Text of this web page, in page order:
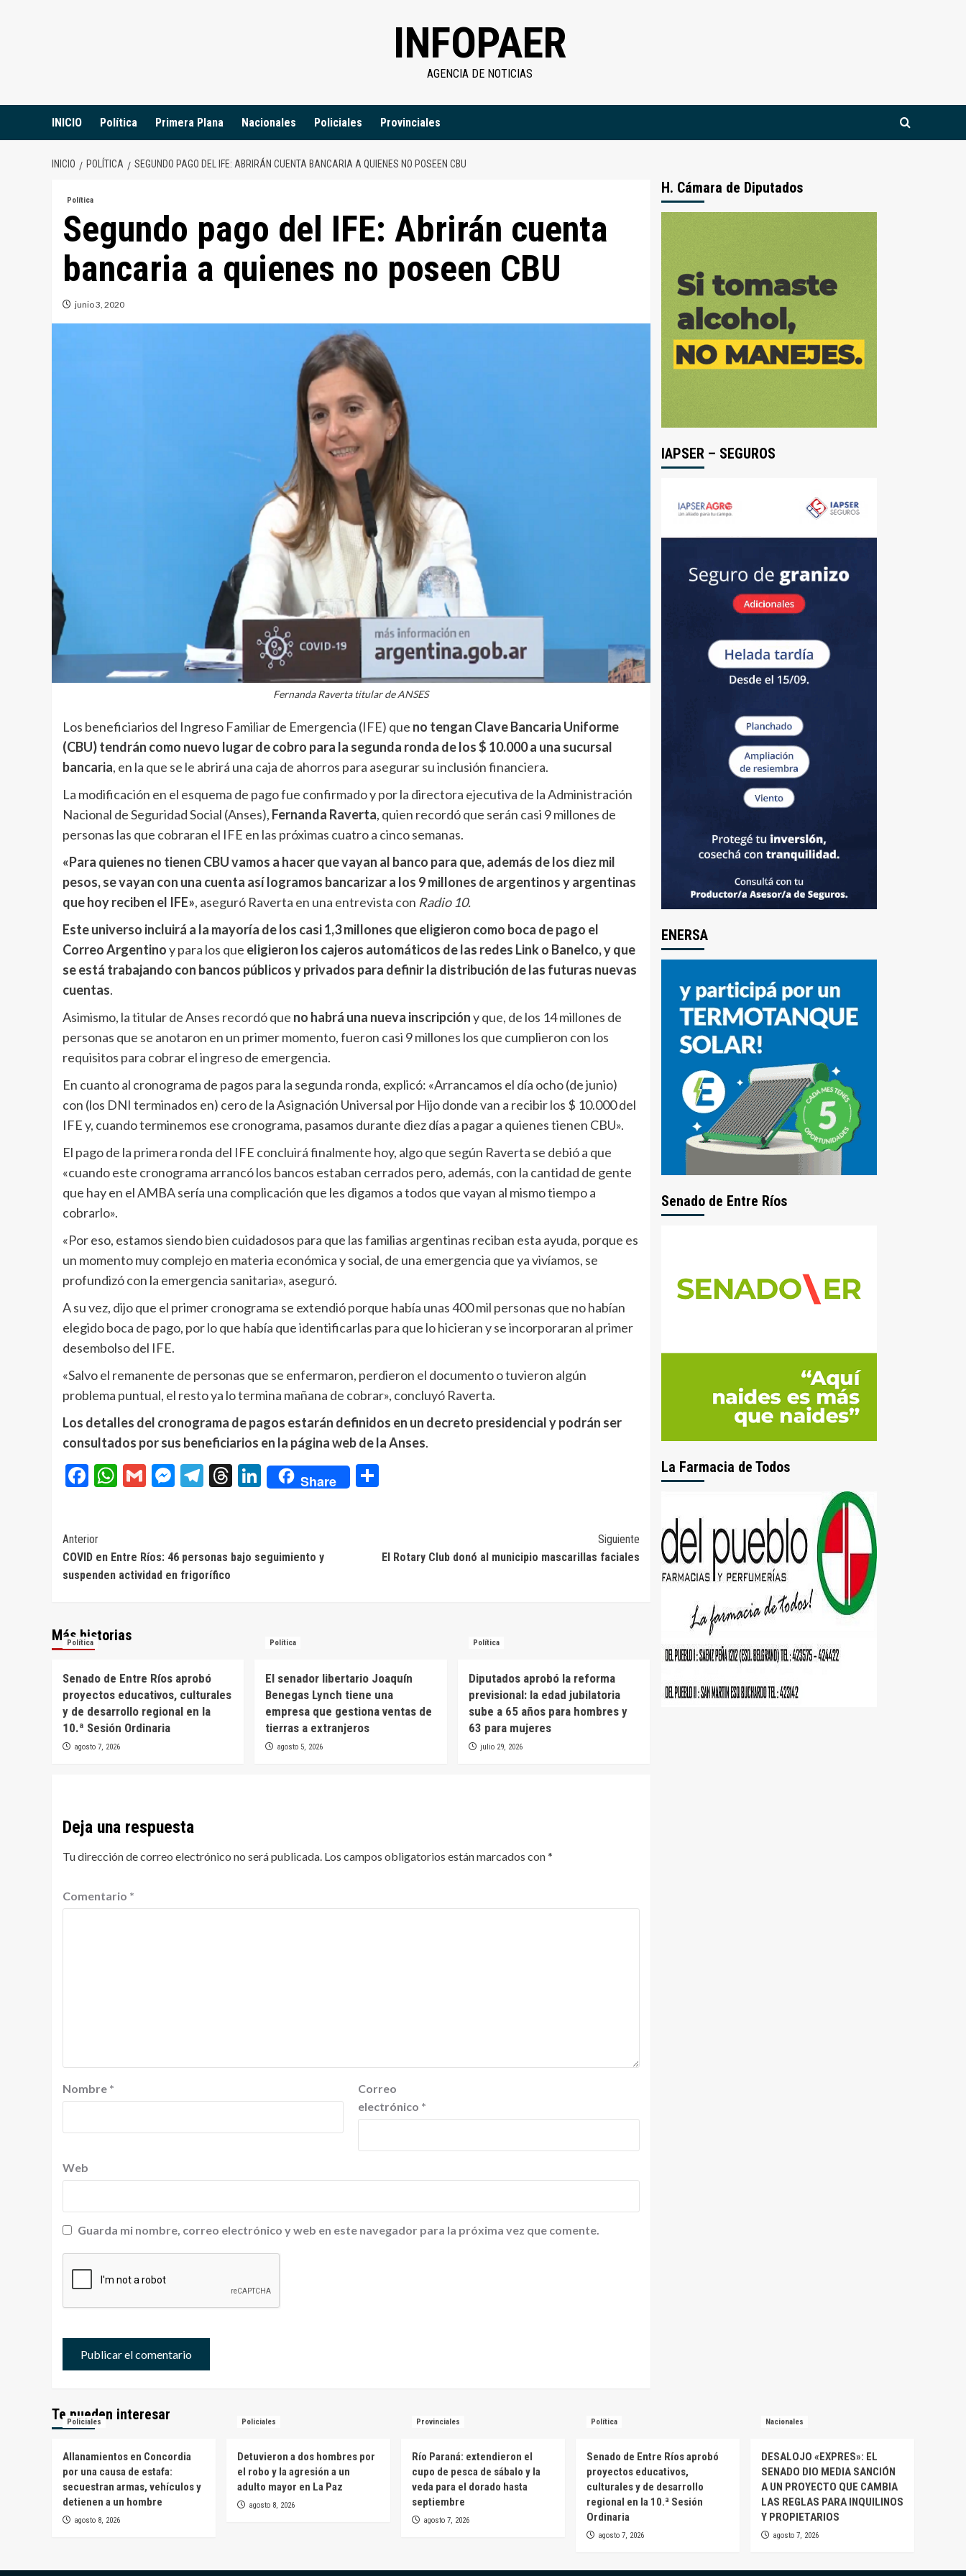
INFOPAER
AGENCIA DE NOTICIAS
INICIO Política Primera Plana Nacionales Policiales Provinciales
INICIO POLÍTICA SEGUNDO PAGO DEL IFE: ABRIRÁN CUENTA BANCARIA A QUIENES NO POSEEN CBU
Política
Segundo pago del IFE: Abrirán cuenta
bancaria a quienes no poseen CBU
junio 3, 2020
Fernanda Raverta titular de ANSES
Los beneficiarios del Ingreso Familiar de Emergencia (IFE) que no tengan Clave Bancaria Uniforme
(CBU) tendrán como nuevo lugar de cobro para la segunda ronda de los $ 10.000 a una sucursal
bancaria, en la que se le abrirá una caja de ahorros para asegurar su inclusión financiera.
La modificación en el esquema de pago fue confirmado y por la directora ejecutiva de la Administración
Nacional de Seguridad Social (Anses), Fernanda Raverta, quien recordó que serán casi 9 millones de
personas las que cobraran el IFE en las próximas cuatro a cinco semanas.
«Para quienes no tienen CBU vamos a hacer que vayan al banco para que, además de los diez mil
pesos, se vayan con una cuenta así logramos bancarizar a los 9 millones de argentinos y argentinas
que hoy reciben el IFE», aseguró Raverta en una entrevista con Radio 10.
Este universo incluirá a la mayoría de los casi 1,3 millones que eligieron como boca de pago el
Correo Argentinoy para los que eligieron los cajeros automáticos de las redes Link o Banelco, y que
se está trabajando con bancos públicos y privados para definir la distribución de las futuras nuevas
cuentas.
Asimismo, la titular de Anses recordó que no habrá una nueva inscripcióny que, de los 14 millones de
personas que se anotaron en un primer momento, fueron casi 9 millones los que cumplieron con los
requisitos para cobrar el ingreso de emergencia.
En cuanto al cronograma de pagos para la segunda ronda, explicó: «Arrancamos el día ocho (de junio)
con (los DNI terminados en) cero de la Asignación Universal por Hijo donde van a recibir los $ 10.000 del
IFE y, cuando terminemos ese cronograma, pasamos durante diez días a pagar a quienes tienen CBU».
El pago de la primera ronda del IFE concluirá finalmente hoy, algo que según Raverta se debió a que
«cuando este cronograma arrancó los bancos estaban cerrados pero, además, con la cantidad de gente
que hay en el AMBA sería una complicación que les digamos a todos que vayan al mismo tiempo a
cobrarlo».
«Por eso, estamos siendo bien cuidadosos para que las familias argentinas reciban esta ayuda, porque es
un momento muy complejo en materia económica y social, de una emergencia que ya vivíamos, se
profundizó con la emergencia sanitaria», aseguró.
A su vez, dijo que el primer cronograma se extendió porque había unas 400 mil personas que no habían
elegido boca de pago, por lo que había que identificarlas para que lo hicieran y se incorporaran al primer
desembolso del IFE.
«Salvo el remanente de personas que se enfermaron, perdieron el documento o tuvieron algún
problema puntual, el resto ya lo termina mañana de cobrar», concluyó Raverta.
Los detalles del cronograma de pagos estarán definidos en un decreto presidencial y podrán ser
consultados por sus beneficiarios en la página web de la Anses.
Facebook
WhatsApp
GmailMessenger
Telegram
Threads
LinkedIn
Share
Navegación
de
entradas
Anterior
COVID en Entre Ríos: 46 personas bajo seguimiento y
suspenden actividad en frigorífico
Siguiente
El Rotary Club donó al municipio mascarillas faciales
Más historias
Política
Senado de Entre Ríos aprobó
proyectos educativos, culturales
y de desarrollo regional en la
10.ª Sesión Ordinaria
agosto 7, 2026
Política
El senador libertario Joaquín
Benegas Lynch tiene una
empresa que gestiona ventas de
tierras a extranjeros
agosto 5, 2026
Política
Diputados aprobó la reforma
previsional: la edad jubilatoria
sube a 65 años para hombres y
63 para mujeres
julio 29, 2026
Deja una respuesta
Tu dirección de correo electrónico no será publicada. Los campos obligatorios están marcados con*
Comentario *
Nombre *
Correo
electrónico *
Web
Guarda mi nombre, correo electrónico y web en este navegador para la próxima vez que comente.
H. Cámara de Diputados
IAPSER – SEGUROS
ENERSA
Senado de Entre Ríos
La Farmacia de Todos
Te pueden interesar
Policiales
Allanamientos en Concordia
por una causa de estafa:
secuestran armas, vehículos y
detienen a un hombre
agosto 8, 2026
Policiales
Detuvieron a dos hombres por
el robo y la agresión a un
adulto mayor en La Paz
agosto 8, 2026
Provinciales
Río Paraná: extendieron el
cupo de pesca de sábalo y la
veda para el dorado hasta
septiembre
agosto 7, 2026
Política
Senado de Entre Ríos aprobó
proyectos educativos,
culturales y de desarrollo
regional en la 10.ª Sesión
Ordinaria
agosto 7, 2026
Nacionales
DESALOJO «EXPRES»: EL
SENADO DIO MEDIA SANCIÓN
A UN PROYECTO QUE CAMBIA
LAS REGLAS PARA INQUILINOS
Y PROPIETARIOS
agosto 7, 2026